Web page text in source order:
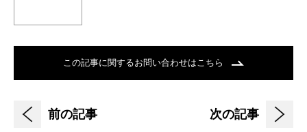
この記事に関するお問い合わせはこちら
前の記事 次の記事